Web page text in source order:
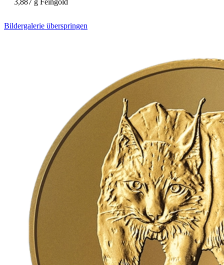
3,887 g Feingold
Bildergalerie überspringen